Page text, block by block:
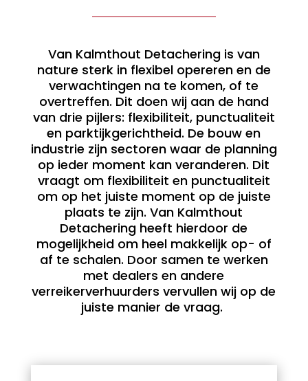
Van Kalmthout Detachering is van
nature sterk in flexibel opereren en de
verwachtingen na te komen, of te
overtreffen. Dit doen wij aan de hand
van drie pijlers: flexibiliteit, punctualiteit
en parktijkgerichtheid. De bouw en
industrie zijn sectoren waar de planning
op ieder moment kan veranderen. Dit
vraagt om flexibiliteit en punctualiteit
om op het juiste moment op de juiste
plaats te zijn. Van Kalmthout
Detachering heeft hierdoor de
mogelijkheid om heel makkelijk op- of
af te schalen. Door samen te werken
met dealers en andere
verreikerverhuurders vervullen wij op de
juiste manier de vraag.